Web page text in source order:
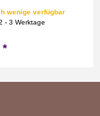
mit Timer
Effect für
wenige verfügbar
- 3 Werktage
*